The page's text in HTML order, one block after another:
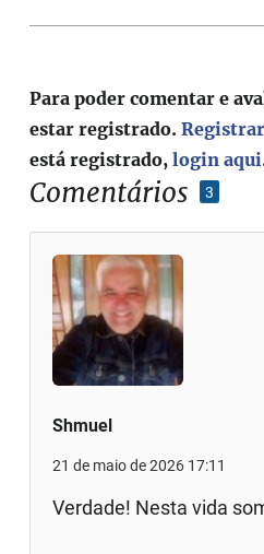
Comentários 3
Shmuel
21 de maio de 2026 17:11
Verdade! Nesta vida
Para poder comentar e
estar registrado.
está registrado,login aqui